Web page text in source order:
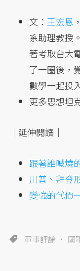
文： 王宏恩
系助理教授
著考取台大
了一圈後，
數學一起投
更多思想坦
｜延伸閱讀｜
跟著誰喊燒
川普、拜登
變強的代價
軍事評論 國